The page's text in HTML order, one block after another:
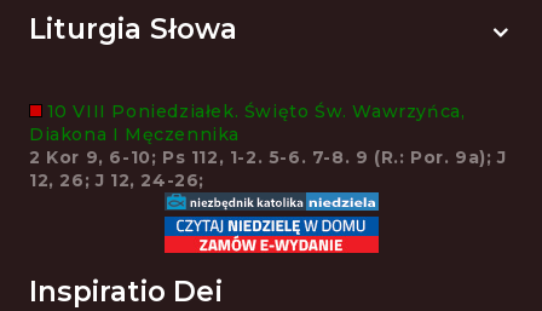
Liturgia Słowa
10 VIII Poniedziałek. Święto Św. Wawrzyńca,
Diakona I Męczennika
2 Kor 9, 6-10; Ps 112, 1-2. 5-6. 7-8. 9 (R.: Por. 9a); J
12, 26; J 12, 24-26;
Inspiratio Dei